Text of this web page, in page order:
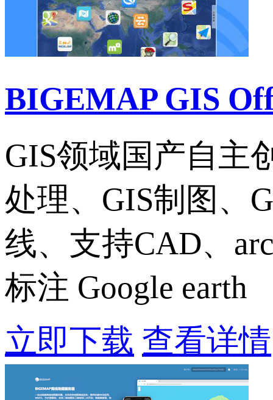
BIGEMAP GIS
GIS领域国产自主
处理、GIS制图、
线、支持CAD、
标注 Google earth
立即下载 查看详情